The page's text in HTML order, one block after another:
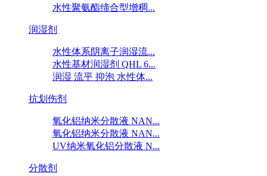
水性聚氨酯缔合型增稠...
润湿剂
水性体系阴离子润湿流...
水性基材润湿剂 QHL 6...
润湿 流平 抑泡 水性体...
抗划伤剂
氧化铝纳米分散液 NAN...
氧化铝纳米分散液 NAN...
UV纳米氧化铝分散液 N...
分散剂